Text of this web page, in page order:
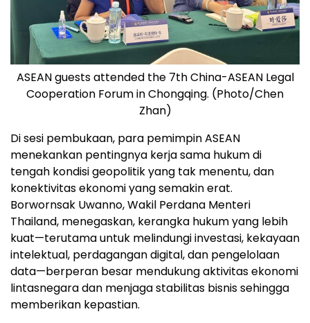
ASEAN guests attended the 7th China-ASEAN Legal
Cooperation Forum in Chongqing. (Photo/Chen
Zhan)
Di sesi pembukaan, para pemimpin ASEAN
menekankan pentingnya kerja sama hukum di
tengah kondisi geopolitik yang tak menentu, dan
konektivitas ekonomi yang semakin erat.
Borwornsak Uwanno, Wakil Perdana Menteri
Thailand, menegaskan, kerangka hukum yang lebih
kuat—terutama untuk melindungi investasi, kekayaan
intelektual, perdagangan digital, dan pengelolaan
data—berperan besar mendukung aktivitas ekonomi
lintasnegara dan menjaga stabilitas bisnis sehingga
memberikan kepastian.